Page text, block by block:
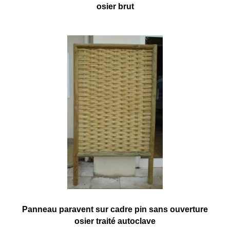
osier brut
Panneau paravent sur cadre pin sans ouverture
osier traité autoclave